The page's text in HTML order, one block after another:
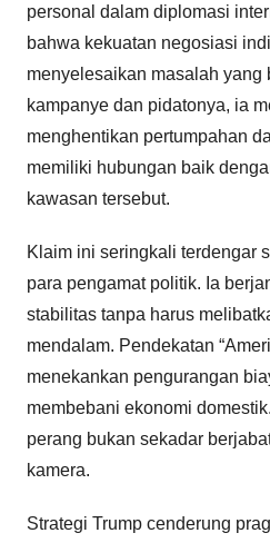
personal dalam diplomasi
bahwa kekuatan negosiasi
menyelesaikan masalah yang
kampanye dan pidatonya, ia
menghentikan pertumpahan
memiliki hubungan baik
kawasan tersebut.
Klaim ini seringkali terdengar
para pengamat politik. Ia
stabilitas tanpa harus
mendalam. Pendekatan
menekankan pengurangan
membebani ekonomi
perang bukan sekadar
kamera.
Strategi Trump cenderung